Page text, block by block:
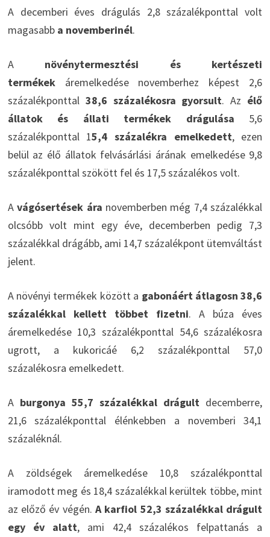
A decemberi éves drágulás 2,8 százalékponttal volt
magasabb a novemberinél.
A növénytermesztési és kertészeti
termékekáremelkedése novemberhez képest 2,6
százalékponttal 38,6 százalékosra gyorsult. Az élő
állatok és állati termékek drágulása 5,6
százalékponttal 15,4 százalékra emelkedett, ezen
belül az élő állatok felvásárlási árának emelkedése 9,8
százalékponttal szökött fel és 17,5 százalékos volt.
Avágósertések ára novemberben még 7,4 százalékkal
olcsóbb volt mint egy éve, decemberben pedig 7,3
százalékkal drágább, ami 14,7 százalékpont ütemváltást
jelent.
A növényi termékek között a gabonáért átlagosn 38,6
százalékkal kellett többet fizetni. A búza éves
áremelkedése 10,3 százalékponttal 54,6 százalékosra
ugrott, a kukoricáé 6,2 százalékponttal 57,0
százalékosra emelkedett.
A burgonya 55,7 százalékkal drágult decemberre,
21,6 százalékponttal élénkebben a novemberi 34,1
százaléknál.
A zöldségek áremelkedése 10,8 százalékponttal
iramodott meg és 18,4 százalékkal kerültek többe, mint
az előző év végén. A karfiol 52,3 százalékkal drágult
egy év alatt, ami 42,4 százalékos felpattanás a